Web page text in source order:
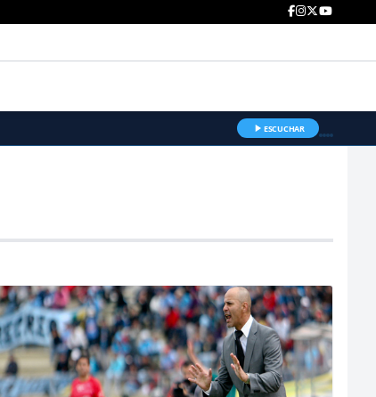
ESCUCHAR